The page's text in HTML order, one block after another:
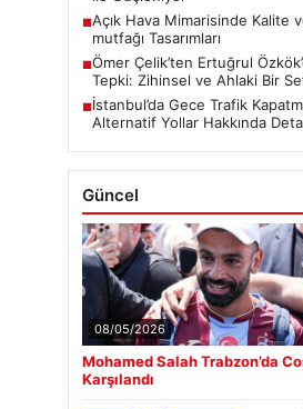
■Açık Hava Mimarisinde Kalite
mutfağı Tasarımları
■Ömer Çelik’ten Ertuğrul
Tepki: Zihinsel ve Ahlaki Bir
■İstanbul’da Gece Trafik
Alternatif Yollar Hakkında
Güncel
08/05/2026
Mohamed Salah Trabzon’da
Karşılandı